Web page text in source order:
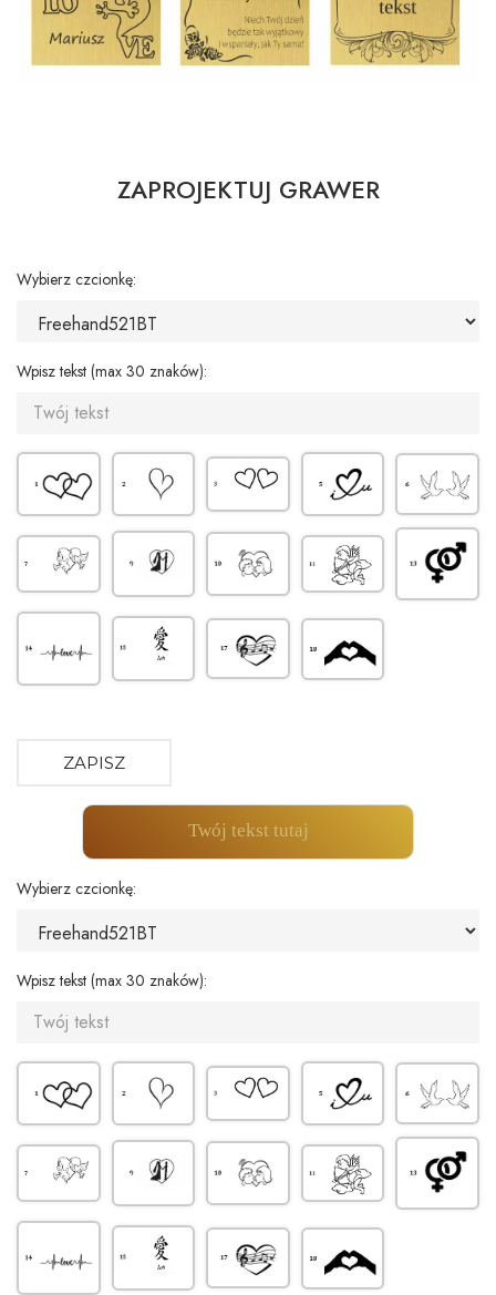
ZAPROJEKTUJ GRAWER
Wybierz czcionkę:
Wpisz tekst (max 30 znaków):
ZAPISZ
Twój tekst tutaj
Wybierz czcionkę:
Wpisz tekst (max 30 znaków):